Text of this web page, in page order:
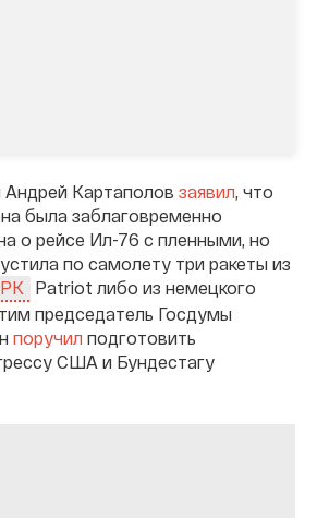
Картаполов заявил , что
была заблаговременно
о рейсе Ил-76 с пленными, но
по самолету три ракеты из
Patriot либо из немецкого
председатель Госдумы
поручил подготовить
США и Бундестагу